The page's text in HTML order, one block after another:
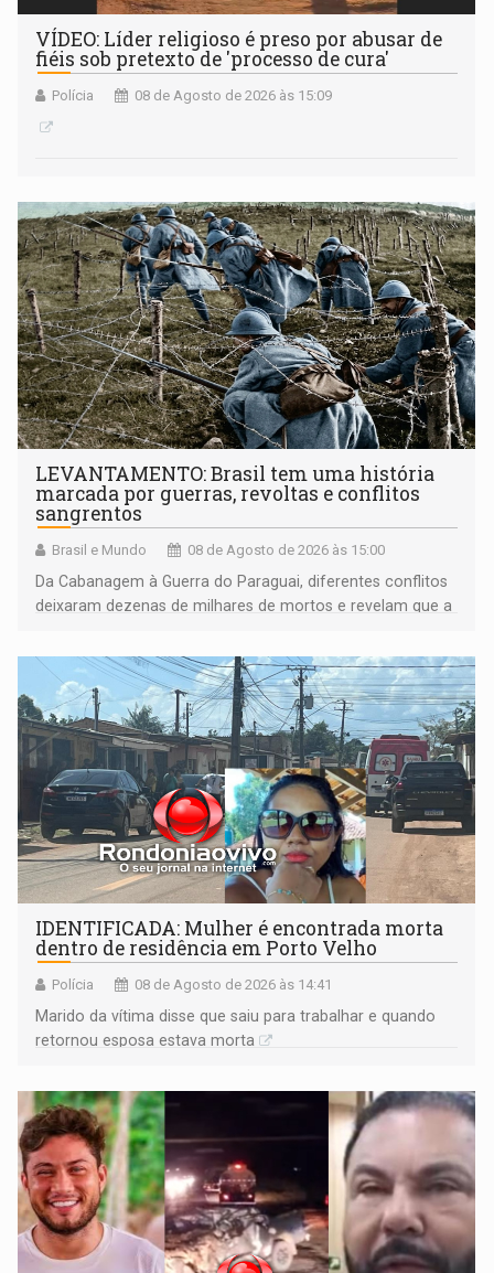
VÍDEO: Líder religioso é preso por abusar de
fiéis sob pretexto de 'processo de cura'
Polícia 08 de Agosto de 2026 às 15:09
LEVANTAMENTO: Brasil tem uma história
marcada por guerras, revoltas e conflitos
sangrentos
Brasil e Mundo 08 de Agosto de 2026 às 15:00
Da Cabanagem à Guerra do Paraguai, diferentes conflitos
deixaram dezenas de milhares de mortos e revelam que a
territoriais e sociais
IDENTIFICADA: Mulher é encontrada morta
dentro de residência em Porto Velho
Polícia 08 de Agosto de 2026 às 14:41
Marido da vítima disse que saiu para trabalhar e quando
retornou esposa estava morta